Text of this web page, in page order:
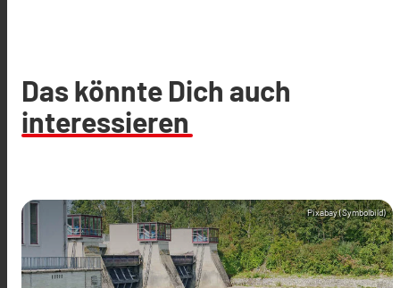
Das könnte Dich auch
interessieren
Pixabay (Symbolbild)